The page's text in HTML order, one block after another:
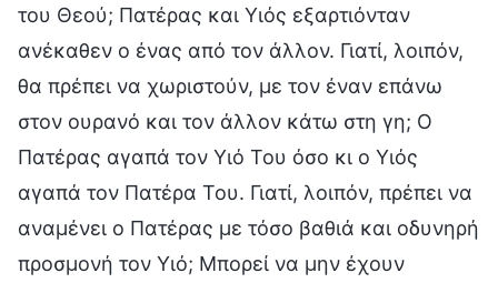
του Θεού; Πατέρας και Υιός εξαρτιόνταν
ανέκαθεν ο ένας από τον άλλον. Γιατί, λοιπόν,
θα πρέπει να χωριστούν, με τον έναν επάνω
στον ουρανό και τον άλλον κάτω στη γη; Ο
Πατέρας αγαπά τον Υιό Του όσο κι ο Υιός
αγαπά τον Πατέρα Του. Γιατί, λοιπόν, πρέπει να
αναμένει ο Πατέρας με τόσο βαθιά και οδυνηρή
προσμονή τον Υιό; Μπορεί να μην έχουν